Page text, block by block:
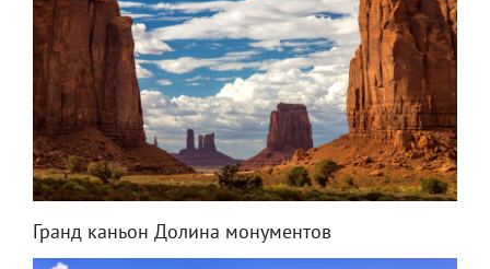
Гранд каньон Долина монументов